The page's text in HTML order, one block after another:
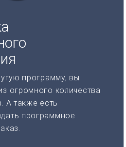
программу, вы
огромного количества
А также есть
программное